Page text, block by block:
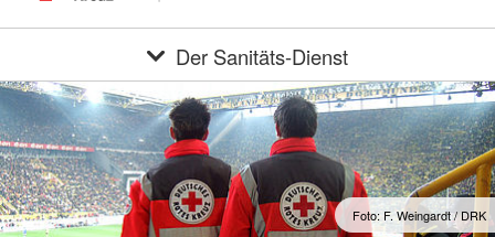
Der Sanitäts-Dienst
Foto: F. Weingardt / DRK